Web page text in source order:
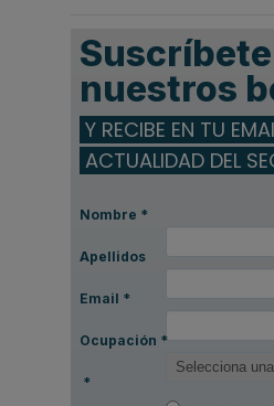
Suscríbete
nuestros
Y RECIBE EN TU
ACTUALIDAD DEL
Nombre *
Apellidos
Email *
Ocupación *
*